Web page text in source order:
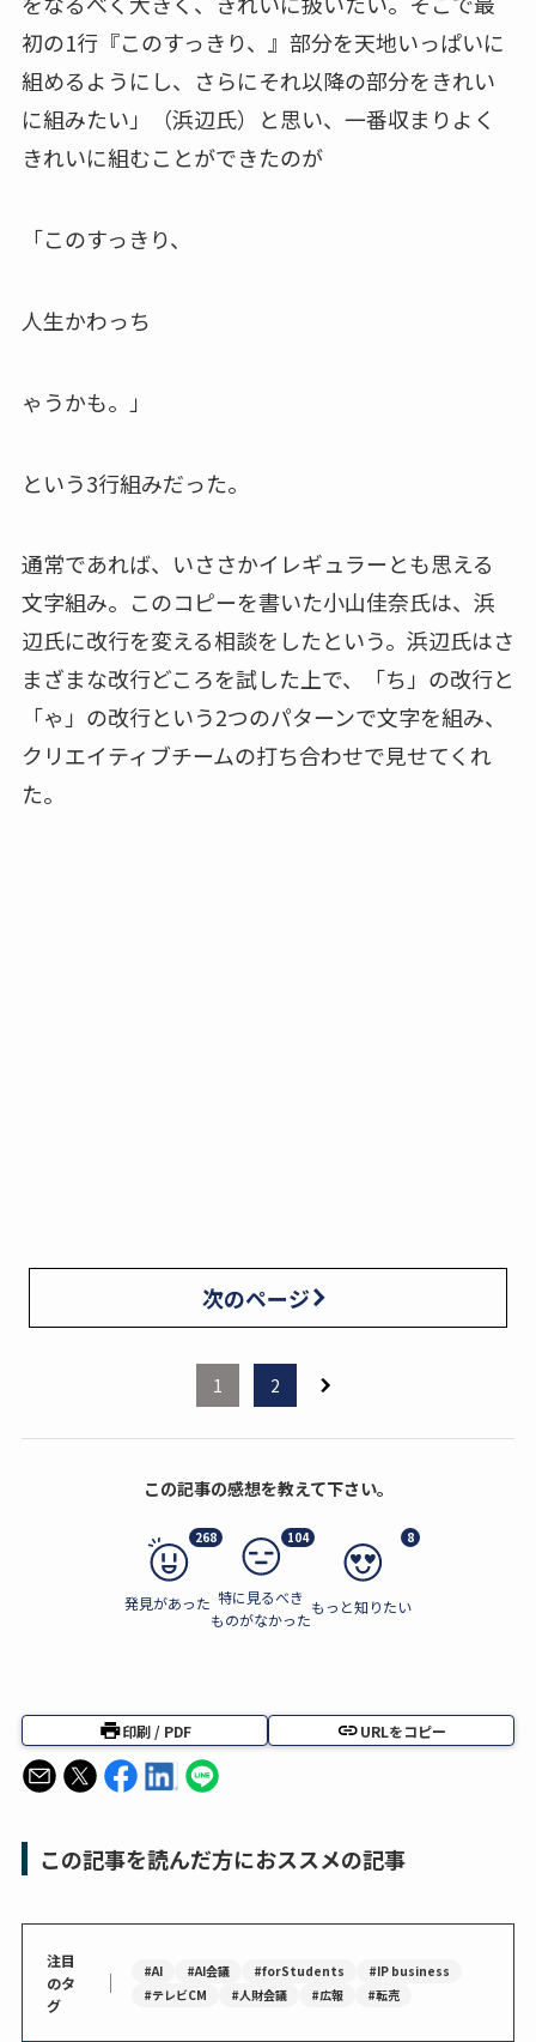
初の1行『このすっきり、』部分を天地いっぱいに
組めるようにし、さらにそれ以降の部分をきれい
に組みたい」（浜辺氏）と思い、一番収まりよく
きれいに組むことができたのが
「このすっきり、
人生かわっち
ゃうかも。」
という3行組みだった。
通常であれば、いささかイレギュラーとも思える
文字組み。このコピーを書いた小山佳奈氏は、浜
辺氏に改行を変える相談をしたという。浜辺氏はさ
まざまな改行どころを試した上で、「ち」の改行と
「ゃ」の改行という2つのパターンで文字を組み、
クリエイティブチームの打ち合わせで見せてくれ
た。
次のページ
1 2
この記事の感想を教えて下さい。
268
発見があった
104
特に見るべき
ものがなかった
8
もっと知りたい
印刷 / PDF URLをコピー
この記事を読んだ方におススメの記事
注目
のタ
グ
｜ #AI #AI会議 #forStudents
#IP business
#テレビCM
#人財会議 #広報 #転売